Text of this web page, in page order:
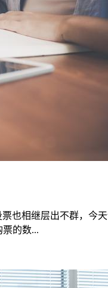
也相继层出不群，今
的数...